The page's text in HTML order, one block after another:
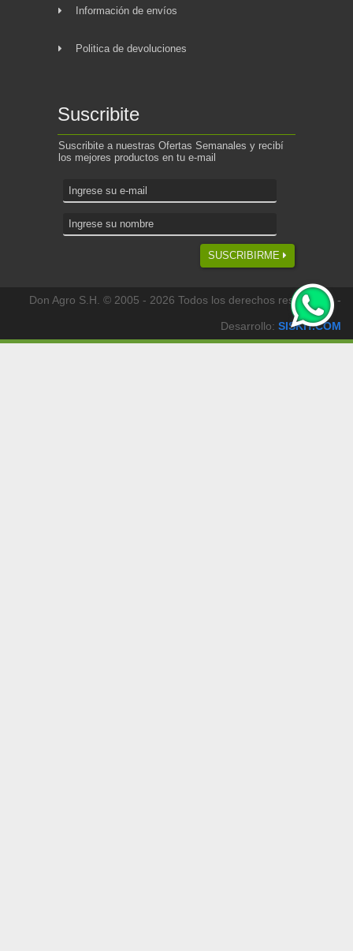
Información de envíos
Politica de devoluciones
Suscribite
Suscribite a nuestras Ofertas Semanales y recibí
los mejores productos en tu e-mail
SUSCRIBIRME
Don Agro S.H. © 2005 - 2026 Todos los derechos reservados -
Desarrollo: SISKIT.COM